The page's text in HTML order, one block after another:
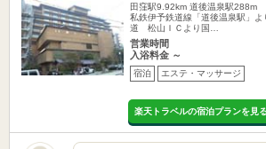
田窪駅9.92km 道後温泉駅288m
私鉄伊予鉄道線「道後温泉駅」
道 松山ＩＣより国…
営業時間
入浴料金 ～
宿泊 エステ・マッサージ
楽天トラベルの宿泊プランを見る